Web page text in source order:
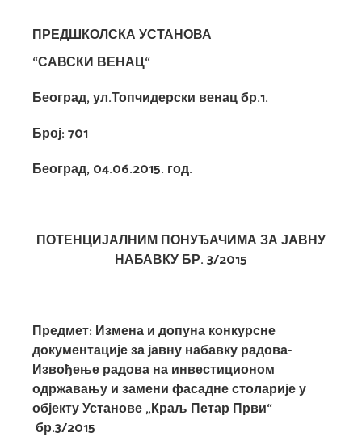
ПРЕДШКОЛСКА УСТАНОВА
“САВСКИ ВЕНАЦ“
Београд, ул.Топчидерски венац бр.1.
Број:701
Београд, 04.06.2015. год.
ПОТЕНЦИЈАЛНИМ ПОНУЂАЧИМА ЗА ЈАВНУ
НАБАВКУ БР. 3/2015
Предмет: Измена и допуна конкурсне
документације за јавну набавку радова-
Извођење радова на инвестиционом
одржавању и замени фасадне столарије у
објекту Установе „Краљ Петар Први“
бр.3/2015